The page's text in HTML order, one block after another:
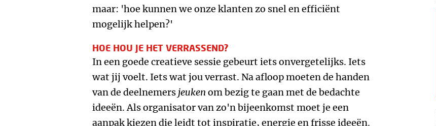
maar: 'hoe kunnen we onze klanten zo snel en efficiënt
mogelijk helpen?'
HOE HOU JE HET VERRASSEND?
In een goede creatieve sessie gebeurt iets onvergetelijks. Iets
wat jij voelt. Iets wat jou verrast. Na afloop moeten de handen
van de deelnemers jeuken om bezig te gaan met de bedachte
ideeën. Als organisator van zo'n bijeenkomst moet je een
aanpak kiezen die leidt tot inspiratie, energie en frisse ideeën.